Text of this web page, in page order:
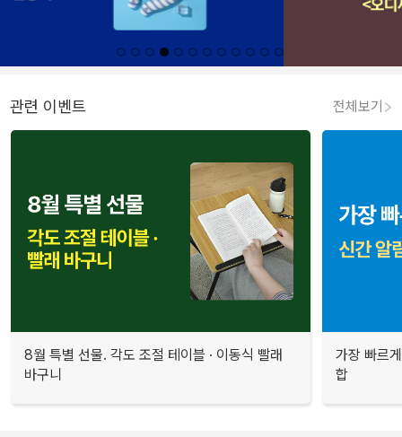
관련 이벤트 전체보기
8월 특별 선물. 각도 조절 테이블 · 이동식 빨래
바구니
가장 빠르
합